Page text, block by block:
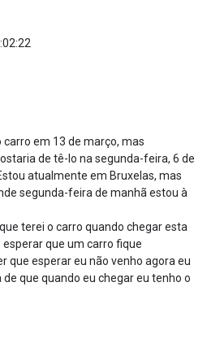
em 13 de março, mas
de tê-lo na segunda-feira, 6 de
atualmente em Bruxelas, mas
segunda-feira de manhã estou à
terei o carro quando chegar esta
que um carro fique
que esperar eu não venho agora eu
que quando eu chegar eu tenho o